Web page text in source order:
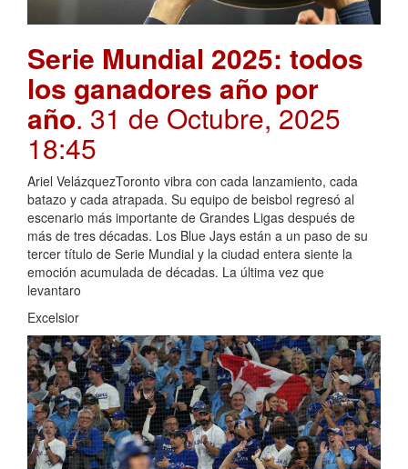
Serie Mundial 2025: todos
los ganadores año por
año. 31 de Octubre, 2025
18:45
Ariel VelázquezToronto vibra con cada lanzamiento, cada
batazo y cada atrapada. Su equipo de beisbol regresó al
escenario más importante de Grandes Ligas después de
más de tres décadas. Los Blue Jays están a un paso de su
tercer título de Serie Mundial y la ciudad entera siente la
emoción acumulada de décadas. La última vez que
levantaro
Excelsior